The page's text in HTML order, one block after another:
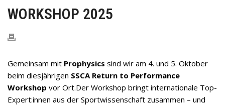
WORKSHOP 2025
Gemeinsam mit Prophysics sind wir am 4. und 5. Oktober
beim diesjährigen SSCA Return to Performance
Workshop vor Ort.Der Workshop bringt internationale Top-
Expert:innen aus der Sportwissenschaft zusammen – und